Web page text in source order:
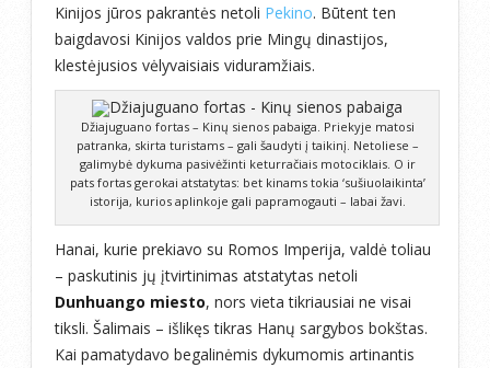
Kinijos jūros pakrantės netoli Pekino. Būtent ten
baigdavosi Kinijos valdos prie Mingų dinastijos,
klestėjusios vėlyvaisiais viduramžiais.
Džiajuguano fortas – Kinų sienos pabaiga. Priekyje matosi
patranka, skirta turistams – gali šaudyti į taikinį. Netoliese –
galimybė dykuma pasivėžinti keturračiais motociklais. O ir
pats fortas gerokai atstatytas: bet kinams tokia ‘sušiuolaikinta’
istorija, kurios aplinkoje gali papramogauti – labai žavi.
Hanai, kurie prekiavo su Romos Imperija, valdė toliau
– paskutinis jų įtvirtinimas atstatytas netoli
Dunhuango miesto, nors vieta tikriausiai ne visai
tiksli. Šalimais – išlikęs tikras Hanų sargybos bokštas.
Kai pamatydavo begalinėmis dykumomis artinantis